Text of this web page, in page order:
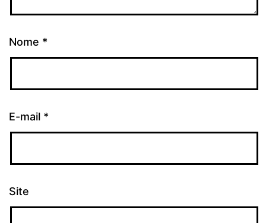
Nome *
E-mail *
Site